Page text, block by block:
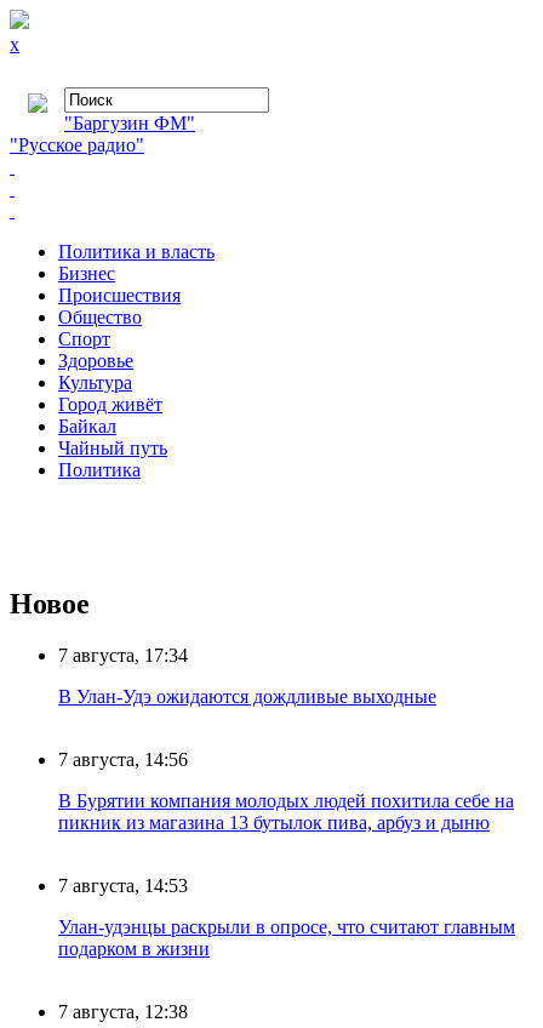
x
"Баргузин ФМ"
"Русское радио"
Политика и власть
Бизнес
Происшествия
Общество
Cпорт
Здоровье
Культура
Город живёт
Байкал
Чайный путь
Политика
Новое
7 августа, 17:34
В Улан-Удэ ожидаются дождливые выходные
7 августа, 14:56
В Бурятии компания молодых людей похитила себе на
пикник из магазина 13 бутылок пива, арбуз и дыню
7 августа, 14:53
Улан-удэнцы раскрыли в опросе, что считают главным
подарком в жизни
7 августа, 12:38